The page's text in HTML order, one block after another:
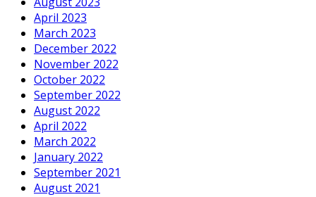
April 2023
March 2023
December 2022
November 2022
October 2022
September 2022
August 2022
April 2022
March 2022
January 2022
September 2021
August 2021